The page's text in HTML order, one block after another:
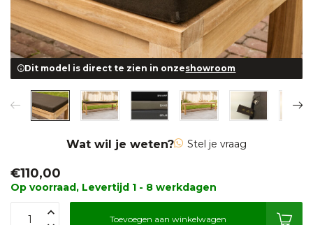
Dit model is direct te zien in onzeshowroom
Wat wil je weten? Stel je vraag
€110,00
Op voorraad, Levertijd 1 - 8 werkdagen
Toevoegen aan winkelwagen